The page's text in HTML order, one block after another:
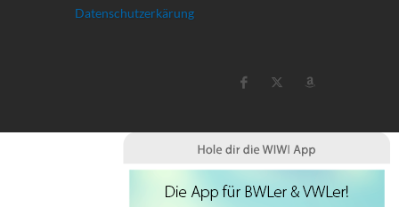
Datenschutzerkärung